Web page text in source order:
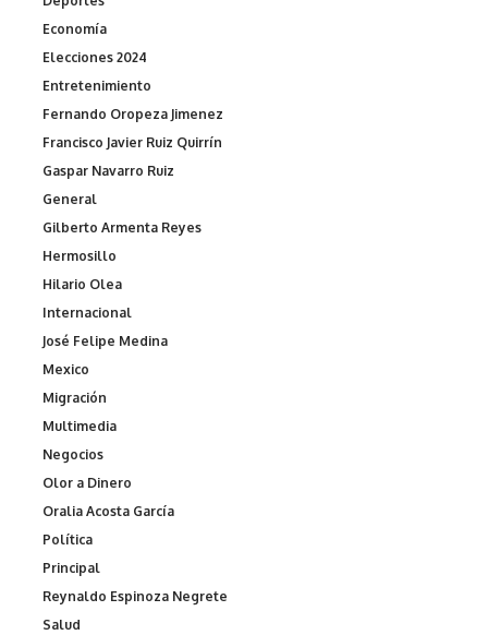
Economía
Elecciones 2024
Entretenimiento
Fernando Oropeza Jimenez
Francisco Javier Ruiz Quirrín
Gaspar Navarro Ruiz
General
Gilberto Armenta Reyes
Hermosillo
Hilario Olea
Internacional
José Felipe Medina
Mexico
Migración
Multimedia
Negocios
Olor a Dinero
Oralia Acosta García
Política
Principal
Reynaldo Espinoza Negrete
Salud